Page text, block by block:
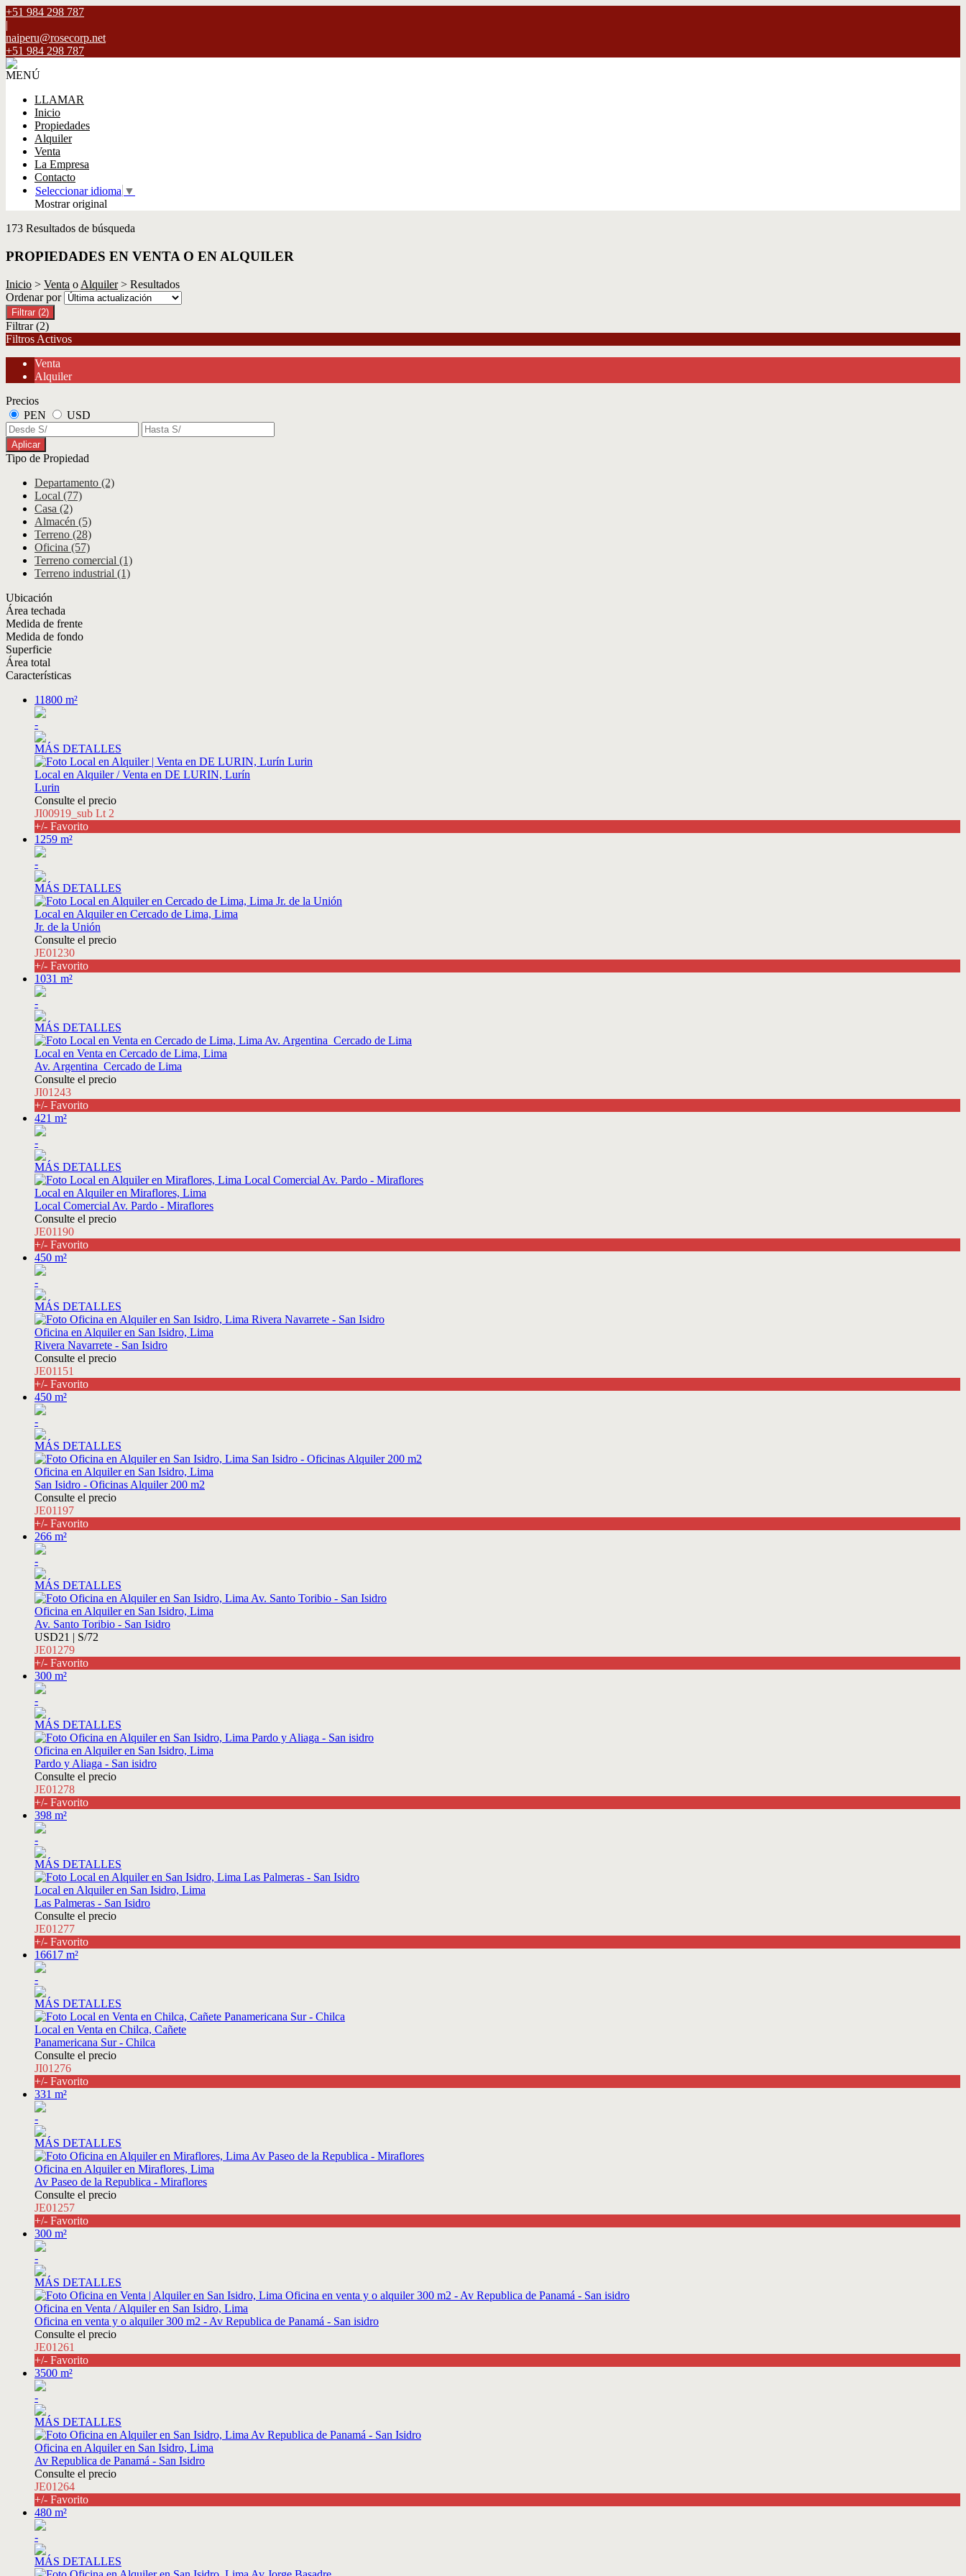
+51 984 298 787
|
naiperu@rosecorp.net
+51 984 298 787
MENÚ
LLAMAR
Inicio
Propiedades
Alquiler
Venta
La Empresa
Contacto
Seleccionar idioma ▼
Mostrar original
173 Resultados de búsqueda
PROPIEDADES EN VENTA O EN ALQUILER
Inicio > Venta o Alquiler> Resultados
Ordenar por
Filtrar (2)
Filtrar (2)
Filtros Activos
Venta
Alquiler
Precios
PEN
USD
Aplicar
Tipo de Propiedad
Departamento (2)
Local (77)
Casa (2)
Almacén (5)
Terreno (28)
Oficina (57)
Terreno comercial (1)
Terreno industrial (1)
Ubicación
Área techada
Medida de frente
Medida de fondo
Superficie
Área total
Características
11800 m²
-
MÁS DETALLES
Local en Alquiler / Venta en DE LURIN, Lurín
Lurin
Consulte el precio
JI00919_sub Lt 2
+/- Favorito
1259 m²
-
MÁS DETALLES
Local en Alquiler en Cercado de Lima, Lima
Jr. de la Unión
Consulte el precio
JE01230
+/- Favorito
1031 m²
-
MÁS DETALLES
Local en Venta en Cercado de Lima, Lima
Av. Argentina_Cercado de Lima
Consulte el precio
JI01243
+/- Favorito
421 m²
-
MÁS DETALLES
Local en Alquiler en Miraflores, Lima
Local Comercial Av. Pardo - Miraflores
Consulte el precio
JE01190
+/- Favorito
450 m²
-
MÁS DETALLES
Oficina en Alquiler en San Isidro, Lima
Rivera Navarrete - San Isidro
Consulte el precio
JE01151
+/- Favorito
450 m²
-
MÁS DETALLES
Oficina en Alquiler en San Isidro, Lima
San Isidro - Oficinas Alquiler 200 m2
Consulte el precio
JE01197
+/- Favorito
266 m²
-
MÁS DETALLES
Oficina en Alquiler en San Isidro, Lima
Av. Santo Toribio - San Isidro
USD21 | S/72
JE01279
+/- Favorito
300 m²
-
MÁS DETALLES
Oficina en Alquiler en San Isidro, Lima
Pardo y Aliaga - San isidro
Consulte el precio
JE01278
+/- Favorito
398 m²
-
MÁS DETALLES
Local en Alquiler en San Isidro, Lima
Las Palmeras - San Isidro
Consulte el precio
JE01277
+/- Favorito
16617 m²
-
MÁS DETALLES
Local en Venta en Chilca, Cañete
Panamericana Sur - Chilca
Consulte el precio
JI01276
+/- Favorito
331 m²
-
MÁS DETALLES
Oficina en Alquiler en Miraflores, Lima
Av Paseo de la Republica - Miraflores
Consulte el precio
JE01257
+/- Favorito
300 m²
-
MÁS DETALLES
Oficina en Venta / Alquiler en San Isidro, Lima
Oficina en venta y o alquiler 300 m2 - Av Republica de Panamá - San isidro
Consulte el precio
JE01261
+/- Favorito
3500 m²
-
MÁS DETALLES
Oficina en Alquiler en San Isidro, Lima
Av Republica de Panamá - San Isidro
Consulte el precio
JE01264
+/- Favorito
480 m²
-
MÁS DETALLES